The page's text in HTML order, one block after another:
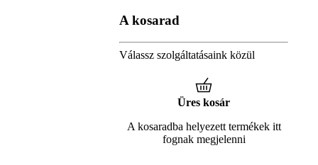
A kosarad
Válassz szolgáltatásaink közül
Üres kosár
A kosaradba helyezett termékek itt
fognak megjelenni